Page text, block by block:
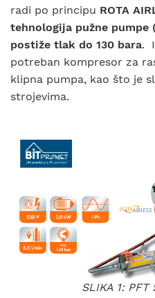
radi po principu ROTA
tehnologija pužne
postiže tlak do 130 bara.
potreban kompresor za
klipna pumpa, kao što je
strojevima.
SLIKA 1: PFT